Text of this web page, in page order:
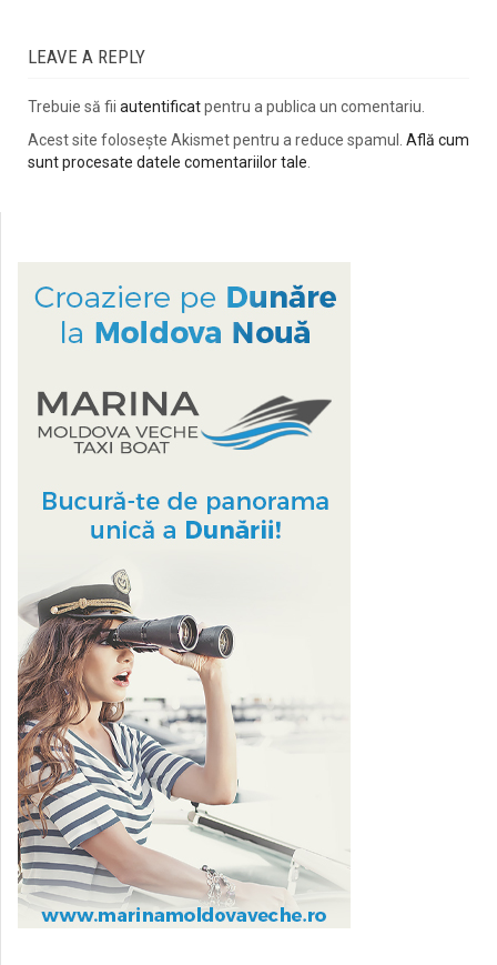
LEAVE A REPLY
Trebuie să fii autentificatpentru a publica un comentariu.
Acest site folosește Akismet pentru a reduce spamul. Află cum
sunt procesate datele comentariilor tale